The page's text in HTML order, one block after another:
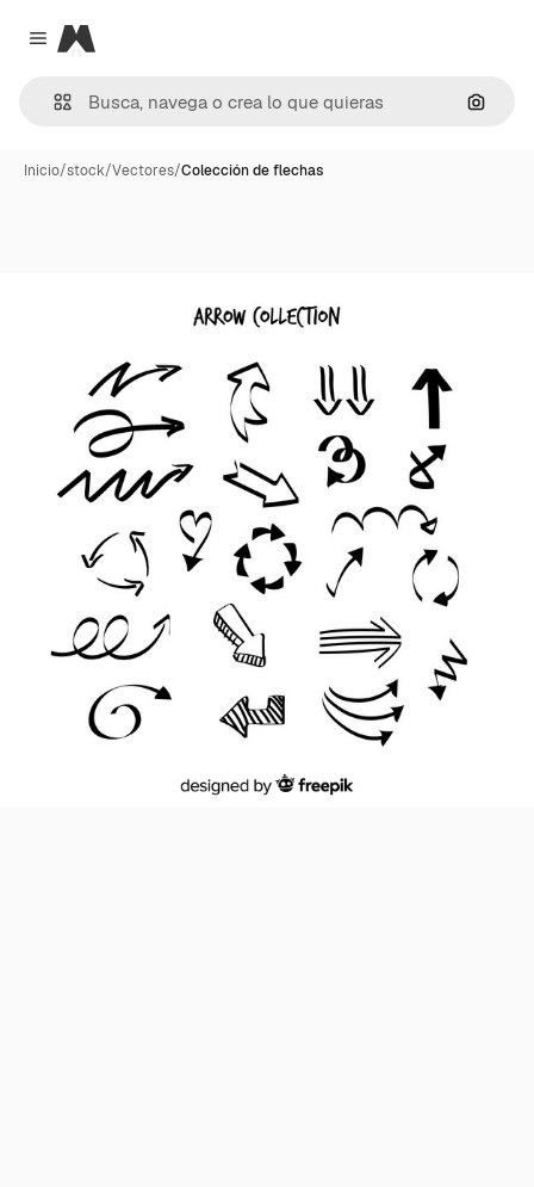
Close menu
Magnific
Inicio/stock/Vectores/Colección de flechas